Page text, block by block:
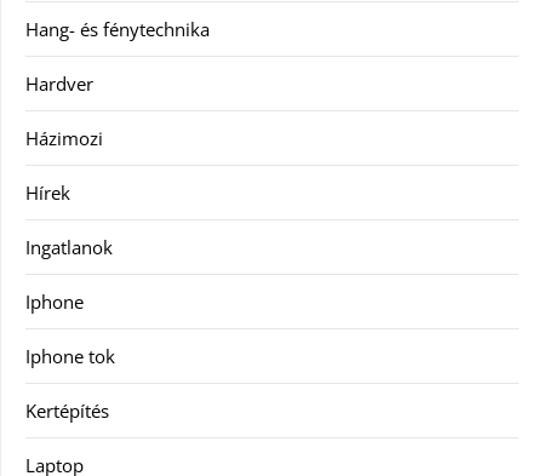
Hang- és fénytechnika
Hardver
Házimozi
Hírek
Ingatlanok
Iphone
Iphone tok
Kertépítés
Laptop